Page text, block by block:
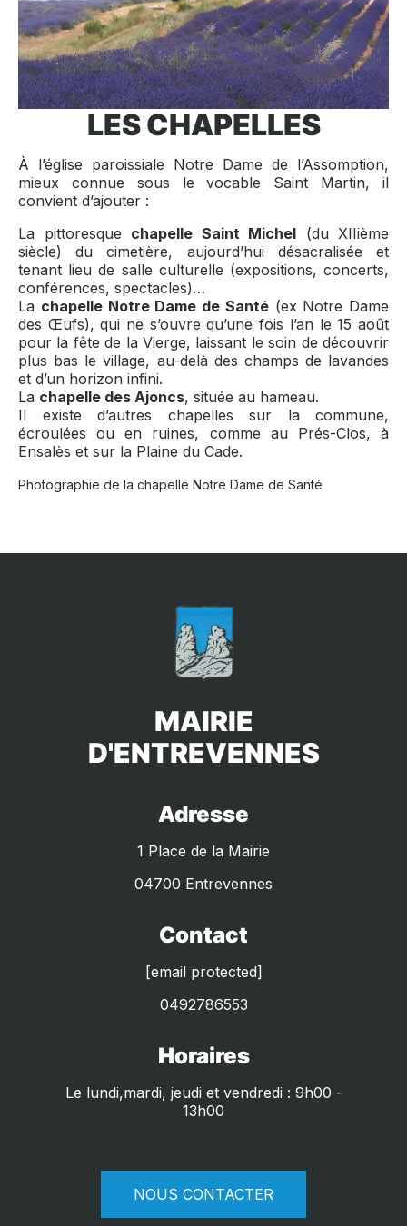
LES CHAPELLES
À l’église paroissiale Notre Dame de l’Assomption,
mieux connue sous le vocable Saint Martin, il
convient d’ajouter :
La pittoresque chapelle Saint Michel (du XIIième
siècle) du cimetière, aujourd’hui désacralisée et
tenant lieu de salle culturelle (expositions, concerts,
conférences, spectacles)…
La chapelle Notre Dame de Santé(ex Notre Dame
des Œufs), qui ne s’ouvre qu’une fois l’an le 15 août
pour la fête de la Vierge, laissant le soin de découvrir
plus bas le village, au-delà des champs de lavandes
et d’un horizon infini.
La chapelle des Ajoncs, située au hameau.
Il existe d’autres chapelles sur la commune,
écroulées ou en ruines, comme au Prés-Clos, à
Ensalès et sur la Plaine du Cade.
Photographie de la chapelle Notre Dame de Santé
MAIRIE
D'ENTREVENNES
Adresse
1 Place de la Mairie
04700 Entrevennes
Contact
[email protected]
0492786553
Horaires
Le lundi,mardi, jeudi et vendredi : 9h00 -
13h00
NOUS CONTACTER